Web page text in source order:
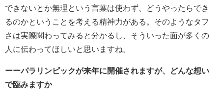
できないとか無理という言葉は使わず、どうやったらでき
るのかということを考える精神力がある。そのようなタフ
さは実際関わってみると分かるし、そういった面が多くの
人に伝わってほしいと思いますね。
ーーパラリンピックが来年に開催されますが、どんな想い
で臨みますか